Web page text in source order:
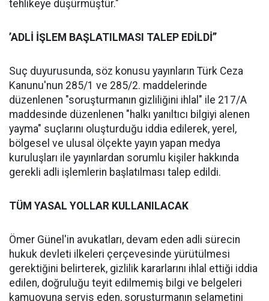
tehlikeye düşürmüştür."
’ADLİ İŞLEM BAŞLATILMASI TALEP EDİLDİ’’
Suç duyurusunda, söz konusu yayınların Türk Ceza
Kanunu'nun 285/1 ve 285/2. maddelerinde
düzenlenen "soruşturmanın gizliliğini ihlal" ile 217/A
maddesinde düzenlenen "halkı yanıltıcı bilgiyi alenen
yayma" suçlarını oluşturduğu iddia edilerek, yerel,
bölgesel ve ulusal ölçekte yayın yapan medya
kuruluşları ile yayınlardan sorumlu kişiler hakkında
gerekli adli işlemlerin başlatılması talep edildi.
TÜM YASAL YOLLAR KULLANILACAK
Ömer Günel'in avukatları, devam eden adli sürecin
hukuk devleti ilkeleri çerçevesinde yürütülmesi
gerektiğini belirterek, gizlilik kararlarını ihlal ettiği iddia
edilen, doğruluğu teyit edilmemiş bilgi ve belgeleri
kamuoyuna servis eden, soruşturmanın selametini